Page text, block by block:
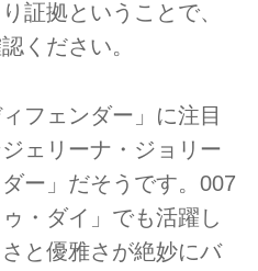
証拠ということで、
ください。
フェンダー」に注目
ェリーナ・ジョリー
ー」だそうです。007
・ダイ」でも活躍し
と優雅さが絶妙にバ